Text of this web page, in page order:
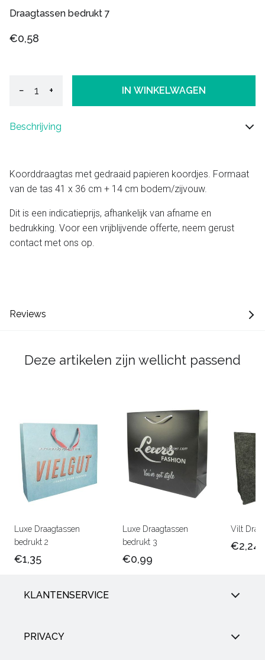
Draagtassen bedrukt 7
€0,58
− + IN WINKELWAGEN
Beschrijving
Koorddraagtas met gedraaid papieren koordjes. Formaat
van de tas 41 x 36 cm + 14 cm bodem/zijvouw.
Dit is een indicatieprijs, afhankelijk van afname en
bedrukking. Voor een vrijblijvende offerte, neem gerust
contact met ons op.
Reviews
Deze artikelen zijn wellicht passend
Luxe Draagtassen
bedrukt 2
€1,35
Luxe Draagtassen
bedrukt 3
€0,99
Vilt
€2,24
KLANTENSERVICE
PRIVACY